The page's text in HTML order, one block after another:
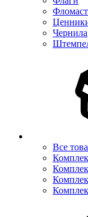
Чернила
Все